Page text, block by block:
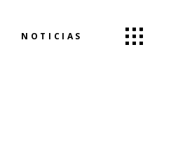
NOTICIAS